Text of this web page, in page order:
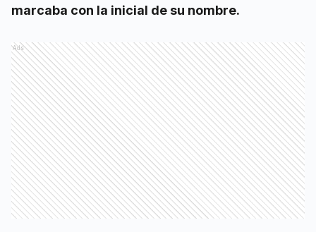
marcaba con la inicial de su nombre.
Ads